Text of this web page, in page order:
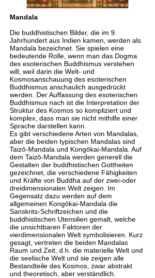
Mandala
Die buddhistischen Bilder, die im 9.
Jahrhundert aus Indien kamen, werden als
Mandala bezeichnet. Sie spielen eine
bedeutende Rolle, wenn man das Dogma
des esoterischen Buddhismus verstehen
will, weil darin die Welt- und
Kosmosanschauung des esoterischen
Buddhismus anschaulich ausgedrückt
werden. Der Auffassung des esoterischen
Buddhismus nach ist die Interpretation der
Struktur des Kosmos so kompliziert und
komplex, dass man sie nicht mithilfe einer
Sprache darstellen kann.
Es gibt verschiedene Arten von Mandalas,
aber die beiden typischen Mandalas sind
Taizō-Mandala und Kongōkai-Mandala. Auf
dem Taizō-Mandala werden generell die
Gestalten der buddhistischen Gottheiten
gezeichnet, die verschiedene Fähigkeiten
und Kräfte von Buddha auf der zwei-oder
dreidimensionalen Welt zeigen. Im
Gegensatz dazu werden auf dem
allgemeinen Kongōkai-Mandala die
Sanskrits-Schriftzeichen und die
buddhistischen Utensilien gemalt, welche
die unsichtbaren Faktoren der
vierdimensionalen Welt symbolisieren. Kurz
gesagt, vertreten die beiden Mandalas
Raum und Zeit, d.h. die materielle Welt und
die seelische Welt und sie zeigen alle
Bestandteile des Kosmos, zwar abstrakt
und theoretisch, aber verständlich.